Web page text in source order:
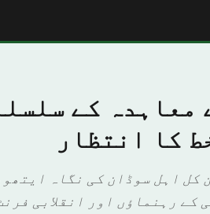
معاہدہ کے
کا انتظار
اہل سوڈان کی نگاہ
کے رہنماؤں اور انقلابی